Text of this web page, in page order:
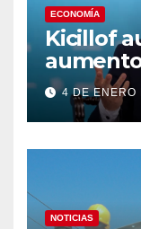
ECONOMÍA
Kicillof
4 DE ENERO
NOTICIAS